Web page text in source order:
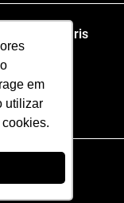
em
utilizar
NRF Paris
Rio